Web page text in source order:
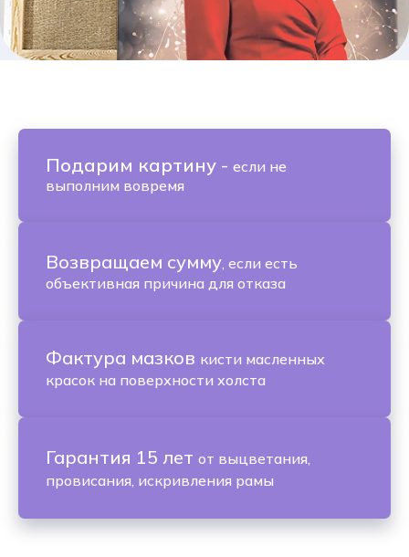
Подарим картину - если не
выполним вовремя
Возвращаем сумму, если есть
объективная причина для отказа
Фактура мазков кисти масленных
красок на поверхности холста
Гарантия 15 лет от выцветания,
провисания, искривления рамы